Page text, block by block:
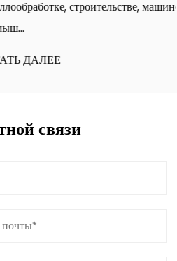
машиностроении и
связи